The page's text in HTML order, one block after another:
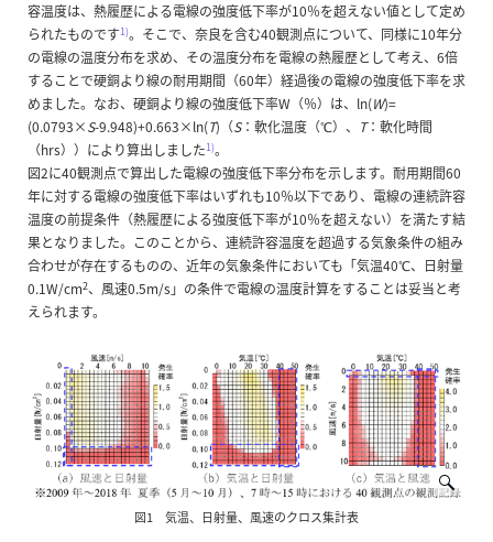
容温度は、熱履歴による電線の強度低下率が10％を超えない値として定め
られたものです1)。そこで、奈良を含む40観測点について、同様に10年分
の電線の温度分布を求め、その温度分布を電線の熱履歴として考え、6倍
することで硬銅より線の耐用期間（60年）経過後の電線の強度低下率を求
めました。なお、硬銅より線の強度低下率W（％）は、ln⁡(W)=
(0.0793×S-9.948)+0.663×ln⁡(T)（S：軟化温度（℃）、 T：軟化時間
（hrs））により算出しました1)。
図2に40観測点で算出した電線の強度低下率分布を示します。耐用期間60
年に対する電線の強度低下率はいずれも10％以下であり、電線の連続許容
温度の前提条件（熱履歴による強度低下率が10％を超えない）を満たす結
果となりました。このことから、連続許容温度を超過する気象条件の組み
合わせが存在するものの、近年の気象条件においても「気温40℃、日射量
0.1W/cm2、風速0.5m/s」の条件で電線の温度計算をすることは妥当と考
えられます。
図1 気温、日射量、風速のクロス集計表